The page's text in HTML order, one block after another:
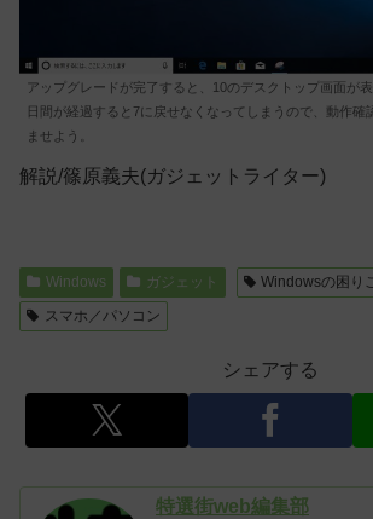
アップグレードが完了すると、10のデスクトップ画面が
日間が経過すると7に戻せなくなってしまうので、動作確
ませよう。
解説/篠原義夫(ガジェットライター)
Windows ガジェット
Windowsの困り
スマホ／パソコン
シェアする
特選街web編集部